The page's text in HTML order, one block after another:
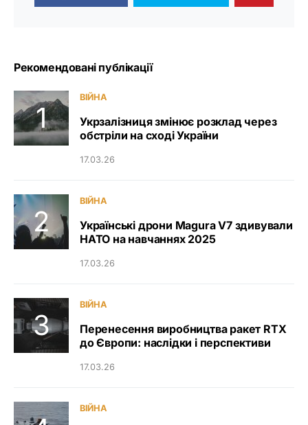
Рекомендовані публікації
ВІЙНА
Укрзалізниця змінює розклад через
обстріли на сході України
17.03.26
ВІЙНА
Українські дрони Magura V7 здивували
НАТО на навчаннях 2025
17.03.26
ВІЙНА
Перенесення виробництва ракет RTX
до Європи: наслідки і перспективи
17.03.26
ВІЙНА